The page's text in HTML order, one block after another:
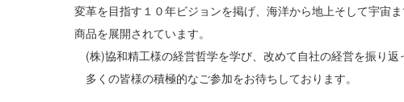
変革を目指す１０年ビジョンを掲げ、海洋から地上そして宇宙
商品を展開されています。
(株)協和精工様の経営哲学を学び、改めて自社の経営を振り返
多くの皆様の積極的なご参加をお待ちしております。